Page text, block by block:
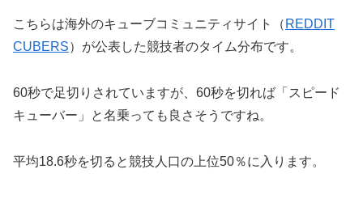
こちらは海外のキューブコミュニティサイト（ REDDIT
CUBERS）が公表した競技者のタイム分布です。
60秒で足切りされていますが、60秒を切れば「スピード
キューバー」と名乗っても良さそうですね。
平均18.6秒を切ると競技人口の上位50％に入ります。